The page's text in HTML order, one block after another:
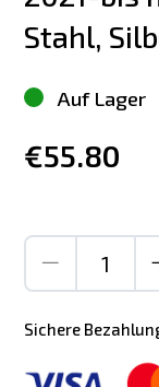
Stahl,
Auf Lager
€55.80
Sichere